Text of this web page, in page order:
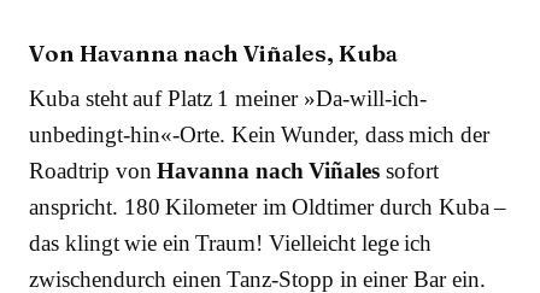
Von Havanna nach Viñales, Kuba
Kuba steht auf Platz 1 meiner »Da-will-ich-
unbedingt-hin«-Orte. Kein Wunder, dass mich der
Roadtrip vonHavanna nach Viñales sofort
anspricht. 180 Kilometer im Oldtimer durch Kuba –
das klingt wie ein Traum! Vielleicht lege ich
zwischendurch einen Tanz-Stopp in einer Bar ein.